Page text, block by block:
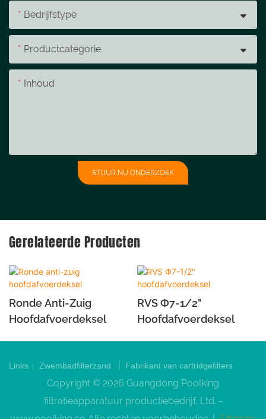
Bedrijfstype
Productcategorie
Inhoud
STUUR NU ONDERZOEK
Gerelateerde Producten
Ronde Anti-Zuig
Hoofdafvoerdeksel
RVS Ф7-1/2"
Hoofdafvoerdeksel
Links： Zwembadfilterzand Fabrikant van cartridgefilters
Copyright © 2026 Guangdong Poolking
filtratieapparatuur productiebedrijf. Ltd. -